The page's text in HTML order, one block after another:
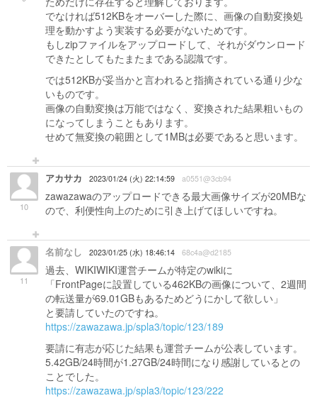
でなければ512KBをオーバーした際に、画像の自動変換処
理を動かすよう実装する必要がないためです。
もしzipファイルをアップロードして、それがダウンロード
できたとしてもたまたまである認識です。
では512KBが妥当かと言われると指摘されている通り少な
いものです。
画像の自動変換は万能ではなく、変換された結果粗いもの
になってしまうこともあります。
せめて無変換の範囲として1MBは必要であると思います。
10
アカサカ 2023/01/24 (火) 22:14:59 a0551@3cb94
zawazawaのアップロードできる最大画像サイズが20MBな
ので、利便性向上のために引き上げてほしいですね。
11
名前なし 2023/01/25 (水) 18:46:14 68c4a@d2185
過去、WIKIWIKI運営チームが特定のwikiに
「FrontPageに設置している462KBの画像について、2週間
の転送量が69.01GBもあるためどうにかして欲しい」
と要請していたのですね。
https://zawazawa.jp/spla3/topic/123/189
要請に有志が応じた結果も運営チームが公表しています。
5.42GB/24時間が1.27GB/24時間になり感謝しているとの
ことでした。
https://zawazawa.jp/spla3/topic/123/222